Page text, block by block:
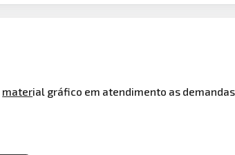
material gráfico em atendimento as